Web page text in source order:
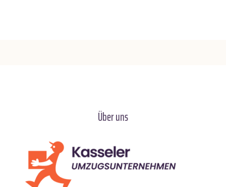
Über uns